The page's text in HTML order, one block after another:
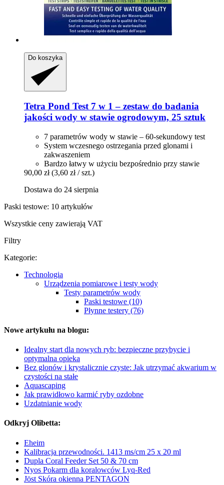
Do koszyka
Tetra Pond Test 7 w 1 – zestaw do badania
jakości wody w stawie ogrodowym, 25 sztuk
7 parametrów wody w stawie – 60-sekundowy test
System wczesnego ostrzegania przed glonami i
zakwaszeniem
Bardzo łatwy w użyciu bezpośrednio przy stawie
90,00 zł (3,60 zł / szt.)
Dostawa do 24 sierpnia
Paski testowe: 10 artykułów
Wszystkie ceny zawierają VAT
Filtry
Kategorie:
Technologia
Urządzenia pomiarowe i testy wody
Testy parametrów wody
Paski testowe (10)
Płynne testery (76)
Nowe artykułu na blogu:
Idealny start dla nowych ryb: bezpieczne przybycie i
optymalna opieka
Bez glonów i krystalicznie czyste: Jak utrzymać akwarium w
czystości na stałe
Aquascaping
Jak prawidłowo karmić ryby ozdobne
Uzdatnianie wody
Odkryj Olibetta:
Eheim
Kalibracja przewodności. 1413 ms/cm 25 x 20 ml
Dupla Coral Feeder Set 50 & 70 cm
Nyos Pokarm dla koralowców Lyq-Red
Jöst Skóra okienna PENTAGON